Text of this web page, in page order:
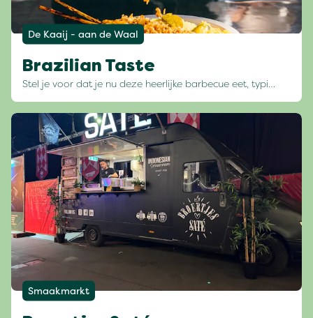
De Kaaij - aan de Waal
Brazilian Taste
Stel je voor dat je nu deze heerlijke barbecue eet, typi…
Smaakmarkt